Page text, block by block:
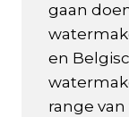
gaan
en
range